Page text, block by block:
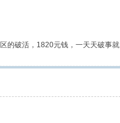
的破活，1820元钱，一天天破事